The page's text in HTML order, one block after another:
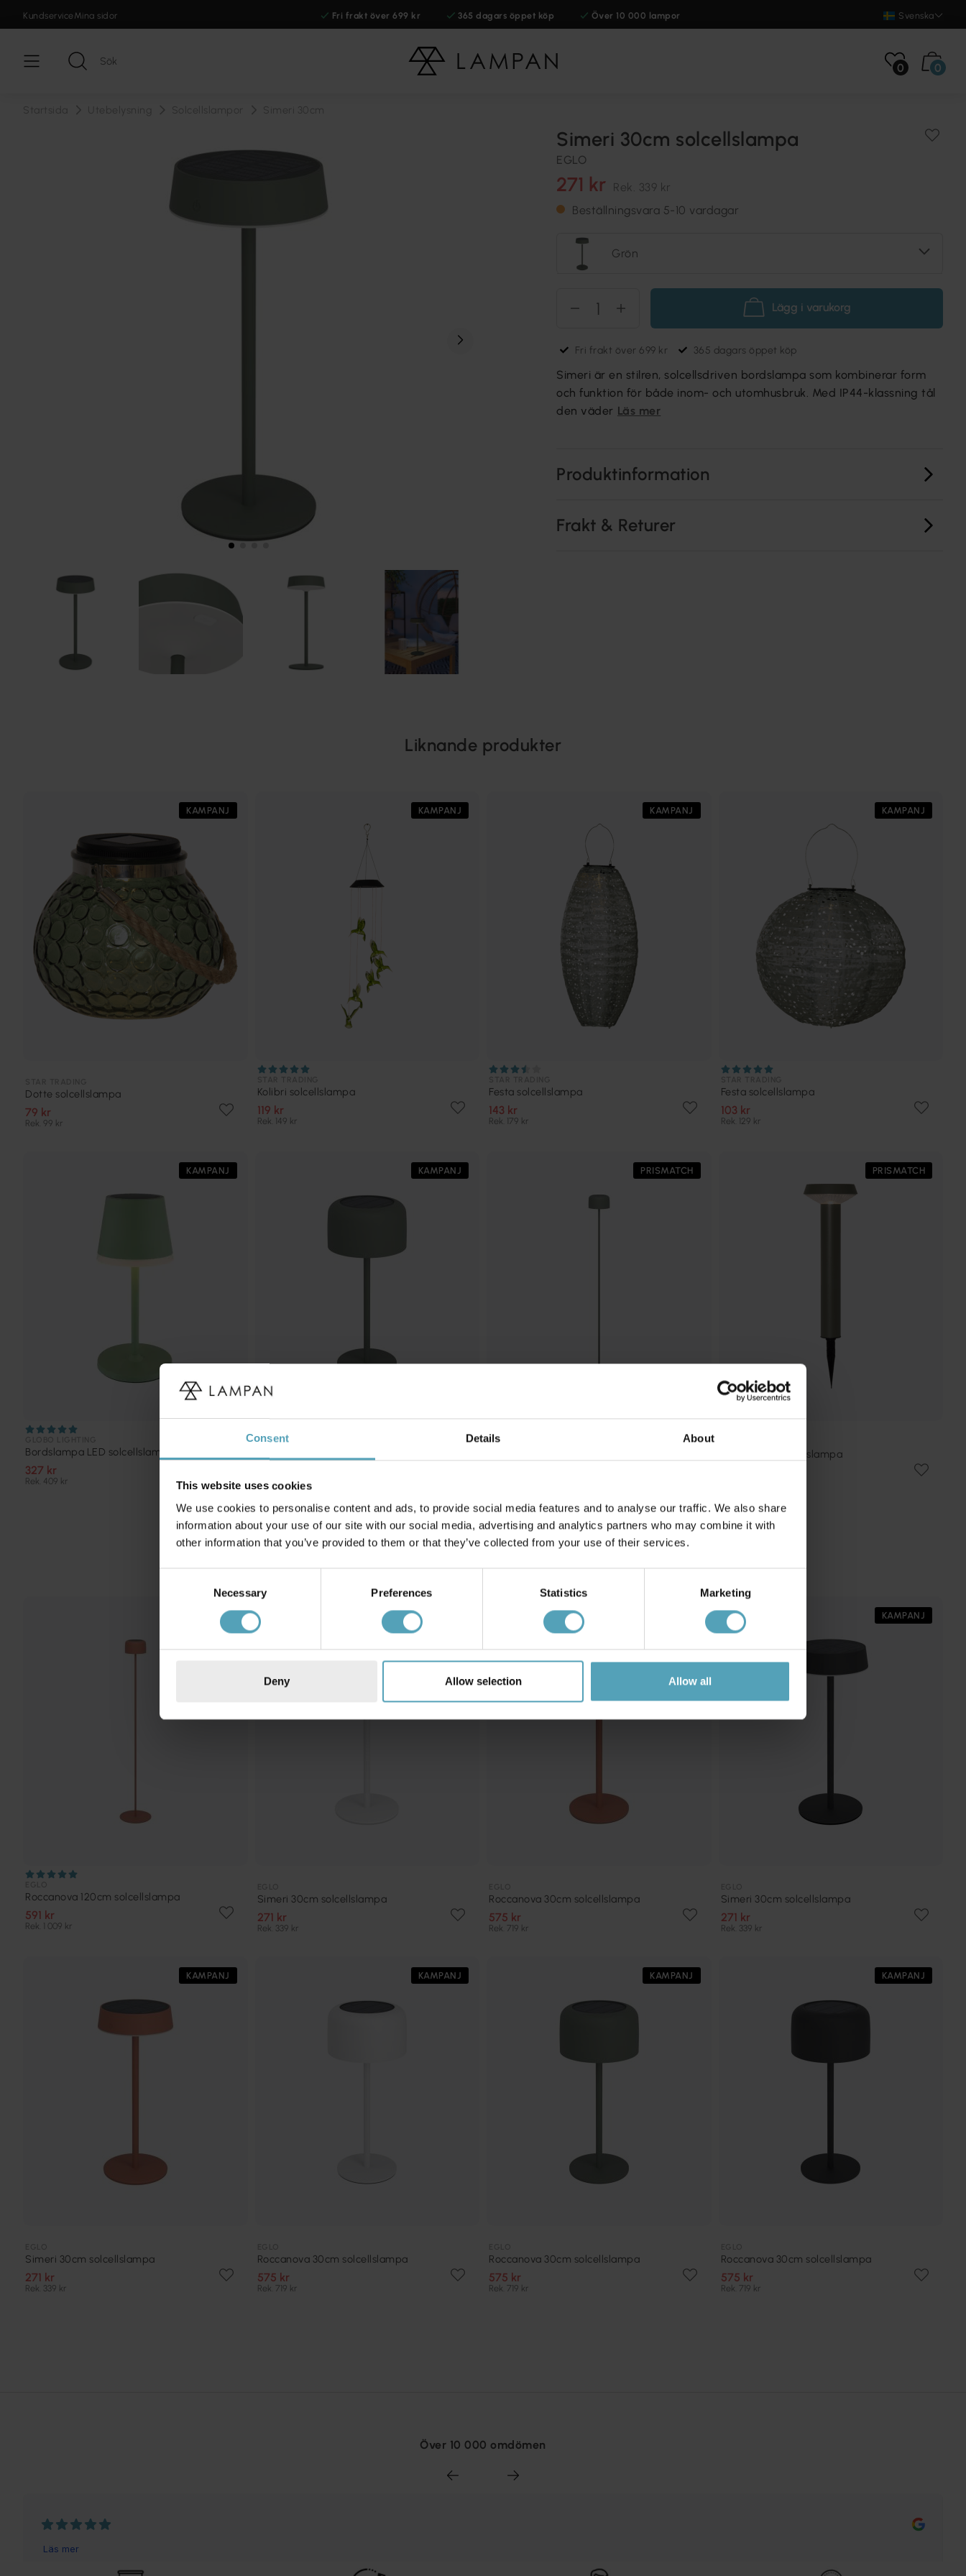
Consent Details About
This website uses cookies
We use cookies to personalise content and ads, to provide social media features and to analyse our traffic. We also share
information about your use of our site with our social media, advertising and analytics partners who may combine it with
other information that you’ve provided to them or that they’ve collected from your use of their services.
Necessary Preferences Statistics Marketing
Deny Allow selection Allow all
KundserviceMina sidor Fri frakt över 699 kr 365 dagars öppet köp Över 10 000 lampor Svenska
0 0
Simeri 30cm solcellslampa
EGLO
271 kr Rek. 339 kr
Beställningsvara 5-10 vardagar
Grön
Lägg i varukorg
Fri frakt över 699 kr 365 dagars öppet köp
Simeri är en stilren, solcellsdriven bordslampa som kombinerar form
och funktion för både inom- och utomhusbruk. Med IP44-klassning tål
den väder Läs mer
Produktinformation
Frakt & Returer
Liknande produkter
KAMPANJ
Dotte solcellslampa
79 kr
Rek. 99 kr
KAMPANJ
Kolibri solcellslampa
119 kr
Rek. 149 kr
KAMPANJ
Festa solcellslampa
143 kr
Rek. 179 kr
KAMPANJ
Festa solcellslampa
103 kr
Rek. 129 kr
KAMPANJ
Bordslampa LED solcellslampa
327 kr
Rek. 409 kr
KAMPANJ
EGLO
Rek. 719 kr
PRISMATCH
EGLO
PRISMATCH
Casa 45cm solcellslampa
Andra köpte även
PRISMATCH
Roccanova 120cm solcellslampa
591 kr
Rek. 1 009 kr
KAMPANJ
Simeri 30cm solcellslampa
271 kr
Rek. 339 kr
Roccanova 30cm solcellslampa
575 kr
Rek. 719 kr
KAMPANJ
Simeri 30cm solcellslampa
271 kr
Rek. 339 kr
KAMPANJ
Simeri 30cm solcellslampa
271 kr
Rek. 339 kr
KAMPANJ
Roccanova 30cm solcellslampa
575 kr
Rek. 719 kr
KAMPANJ
Roccanova 30cm solcellslampa
575 kr
Rek. 719 kr
KAMPANJ
Roccanova 30cm solcellslampa
575 kr
Rek. 719 kr
Över 10 000 omdömen